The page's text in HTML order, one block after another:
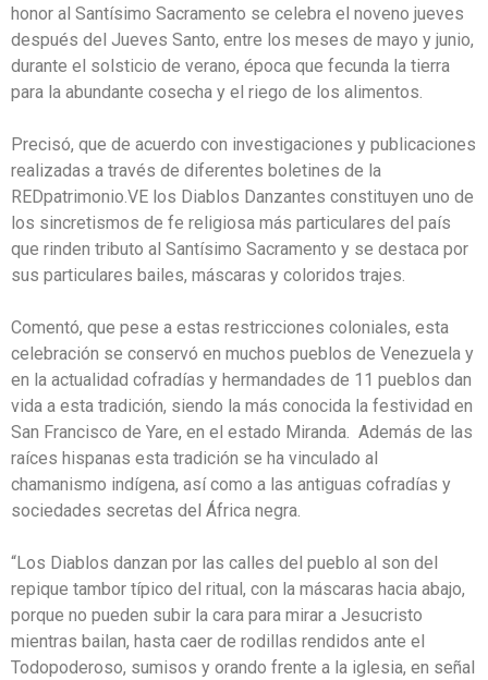
honor al Santísimo Sacramento se celebra el noveno jueves
después del Jueves Santo, entre los meses de mayo y junio,
durante el solsticio de verano, época que fecunda la tierra
para la abundante cosecha y el riego de los alimentos.
Precisó, que de acuerdo con investigaciones y publicaciones
realizadas a través de diferentes boletines de la
REDpatrimonio.VE los Diablos Danzantes constituyen uno de
los sincretismos de fe religiosa más particulares del país
que rinden tributo al Santísimo Sacramento y se destaca por
sus particulares bailes, máscaras y coloridos trajes.
Comentó, que pese a estas restricciones coloniales, esta
celebración se conservó en muchos pueblos de Venezuela y
en la actualidad cofradías y hermandades de 11 pueblos dan
vida a esta tradición, siendo la más conocida la festividad en
San Francisco de Yare, en el estado Miranda. Además de las
raíces hispanas esta tradición se ha vinculado al
chamanismo indígena, así como a las antiguas cofradías y
sociedades secretas del África negra.
“Los Diablos danzan por las calles del pueblo al son del
repique tambor típico del ritual, con la máscaras hacia abajo,
porque no pueden subir la cara para mirar a Jesucristo
mientras bailan, hasta caer de rodillas rendidos ante el
Todopoderoso, sumisos y orando frente a la iglesia, en señal